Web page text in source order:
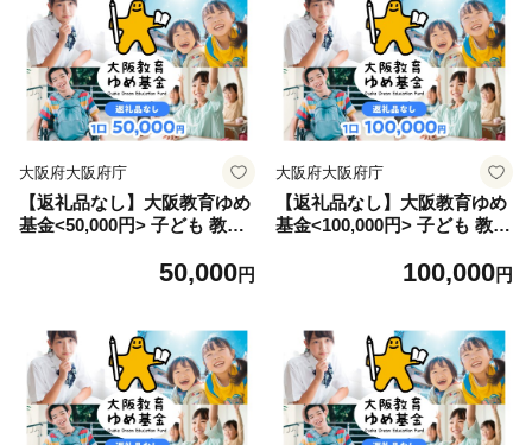
大阪府大阪府庁
【返礼品なし】大阪教育ゆめ
基金<50,000円> 子ども 教育
50,000円
大阪府大阪府庁
【返礼品なし】大阪教育ゆめ
基金<100,000円> 子ども 教育
100,000円